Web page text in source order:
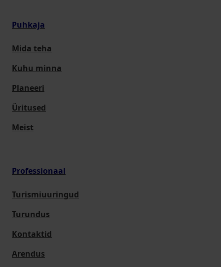
Puhkaja
Mida teha
Kuhu minna
Planeeri
Üritused
Meist
Professionaal
Turismiuuringud
Turundus
Kontaktid
Arendus